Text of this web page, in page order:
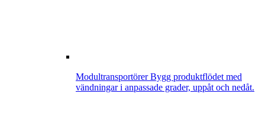
ModultransportörerBygg produktflödet med
vändningar i anpassade grader, uppåt och nedåt.